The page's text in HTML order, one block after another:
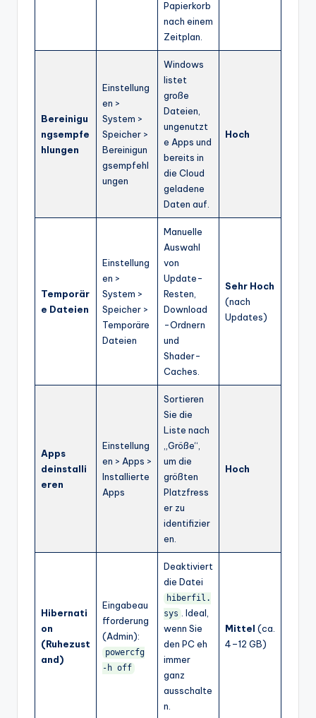
Papierkorb
nach einem
Zeitplan.
Bereinigu
ngsempfe
hlungen
Einstellung
en >
System >
Speicher >
Bereinigun
gsempfehl
ungen
Windows
listet
große
Dateien,
ungenutzt
e Apps und
bereits in
die Cloud
geladene
Daten auf.
Hoch
Temporär
e Dateien
Einstellung
en >
System >
Speicher >
Temporäre
Dateien
Manuelle
Auswahl
von
Update-
Resten,
Download
-Ordnern
und
Shader-
Caches.
Sehr Hoch
(nach
Updates)
Apps
deinstalli
eren
Einstellung
en > Apps >
Installierte
Apps
Sortieren
Sie die
Liste nach
„Größe“,
um die
größten
Platzfress
er zu
identifizier
en.
Hoch
Hibernati
on
(Ruhezust
and)
Eingabeau
fforderung
(Admin):
powercfg
-h off
Deaktiviert
die Datei
hiberfil.
sys . Ideal,
wenn Sie
den PC eh
immer
ganz
ausschalte
n.
Mittel (ca.
4–12 GB)